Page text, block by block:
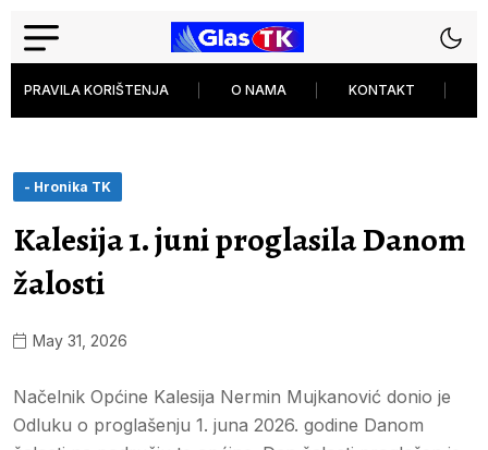
PRAVILA KORIŠTENJA O NAMA KONTAKT
- Hronika TK
Kalesija 1. juni proglasila Danom
žalosti
May 31, 2026
Načelnik Općine Kalesija Nermin Mujkanović donio je
Odluku o proglašenju 1. juna 2026. godine Danom